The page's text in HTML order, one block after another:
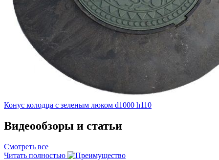
Конус колодца с зеленым люком d1000 h110
Видеообзоры и статьи
Смотреть все
Читать полностью